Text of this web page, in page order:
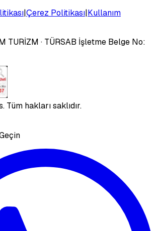
|Çerez Politikası|Kullanım
TURİZM · TÜRSAB İşletme Belge No:
Tüm hakları saklıdır.